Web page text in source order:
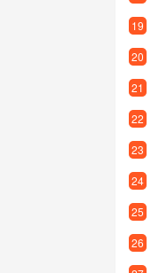
19
20
21
22
23
24
25
26